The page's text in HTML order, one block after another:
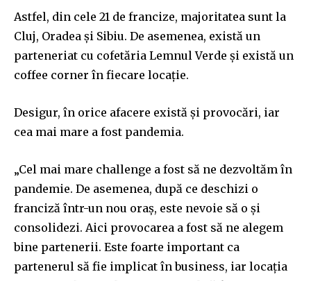
Astfel, din cele 21 de francize, majoritatea sunt la
Cluj, Oradea și Sibiu. De asemenea, există un
parteneriat cu cofetăria Lemnul Verde și există un
coffee corner în fiecare locație.
Desigur, în orice afacere există și provocări, iar
cea mai mare a fost pandemia.
„Cel mai mare challenge a fost să ne dezvoltăm în
pandemie. De asemenea, după ce deschizi o
franciză într-un nou oraș, este nevoie să o și
consolidezi. Aici provocarea a fost să ne alegem
bine partenerii. Este foarte important ca
partenerul să fie implicat în business, iar locația